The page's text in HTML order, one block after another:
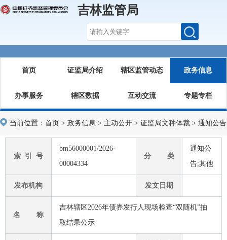
吉林监管局
首页 证监局介绍 辖区监管动态 政务信息
办事服务 辖区数据 互动交流 专题专栏
当前位置： 首页 > 政务信息 > 主动公开 > 证监局文种体裁 > 通知公告
索 引 号
bm56000001/2026-
00004334
分 类
通知公
告;其他
发布机构 发文日期
名 称
吉林辖区2026年债券发行人现场检查“双随机”抽
取结果公示